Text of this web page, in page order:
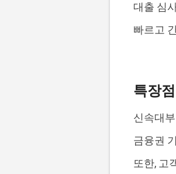
대출 심
빠르고
특장점
신속대
금융권
또한, 고